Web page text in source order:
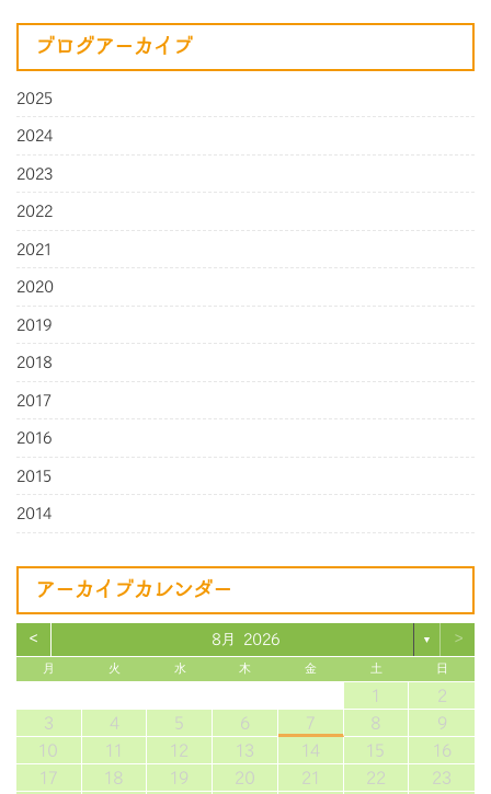
ブログアーカイブ
2025
2024
2023
2022
2021
2020
2019
2018
2017
2016
2015
2014
アーカイブカレンダー
< 8月 2026 ▼ >
月 火 水 木 金 土 日
1
2
3
4 5 6 7 8
9
10
11 12 13 14 15
16
17
18 19 20 21 22
23